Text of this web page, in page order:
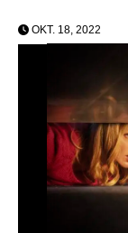
OKT. 18, 2022